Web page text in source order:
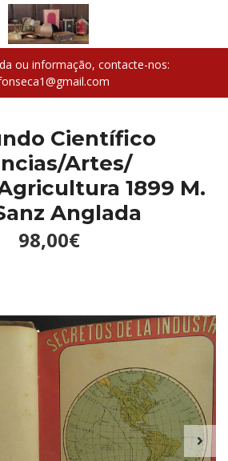
ou informação, contacte-nos:
Científico
Artes/
1899 M.
Anglada
98,00€